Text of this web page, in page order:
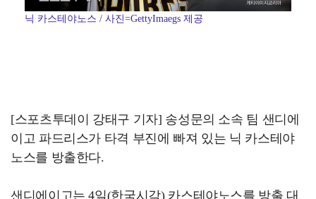
닉 카스테야노스 / 사진=GettyImaegs 제공
[스포츠투데이 강태구 기자] 송성문의 소속 팀 샌디에
이고 파드리스가 타격 부진에 빠져 있는 닉 카스테야
노스를 방출한다.
샌디에이고는 4일(한국시각) 카스테야노스를 방출 대